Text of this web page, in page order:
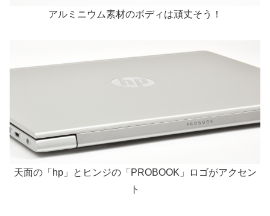
アルミニウム素材のボディは頑丈そう！
天面の「hp」とヒンジの「PROBOOK」ロゴがアクセン
ト